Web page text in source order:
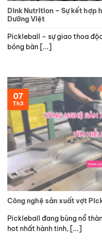
Dink Nutrition – Sự kết hợp
Dưỡng Việt
Pickleball – sự giao thoa
bóng bàn [...]
Công nghệ sản xuất vợt
Pickleball đang bùng nổ
hot nhất hành tinh, [...]
07
Th3